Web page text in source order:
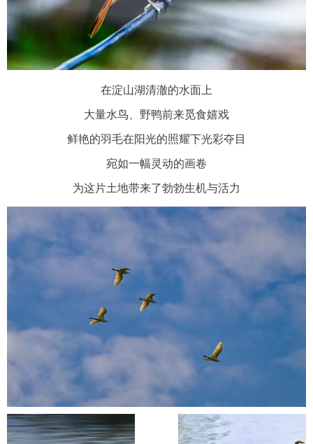
在淀山湖清澈的水面上
大量水鸟、野鸭前来觅食嬉戏
鲜艳的羽毛在阳光的照耀下光彩夺目
宛如一幅灵动的画卷
为这片土地带来了勃勃生机与活力